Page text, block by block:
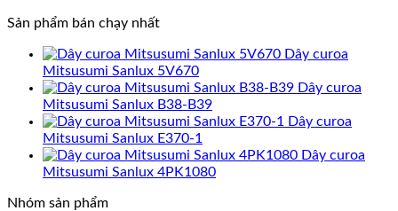
Sản phẩm bán chạy nhất
Dây curoa
Mitsusumi Sanlux 5V670
Dây curoa
Mitsusumi Sanlux B38-B39
Dây curoa
Mitsusumi Sanlux E370-1
Dây curoa
Mitsusumi Sanlux 4PK1080
Nhóm sản phẩm